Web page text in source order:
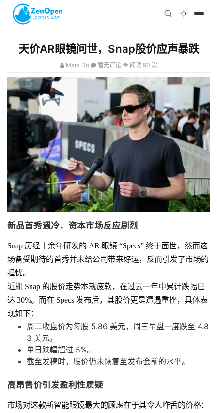
科技
心理
注册
天价AR眼镜问世，Snap股价应声暴跌
Mark Do 暂无评论 阅读 90 次
新品首秀遇冷，资本市场反应剧烈
Snap 历经十余年研发的 AR 眼镜 “Specs” 终于面世，然而这
场备受期待的首秀并未给公司带来好运，反而引发了市场的
担忧。
近期 Snap 的股价走势本就疲软，在过去一年中累计跌幅已
达 30%。而在 Specs 发布后，其股价更是遭遇重挫，具体表
现如下：
周二收盘价为每股 5.86 美元，周三早盘一度跌至 4.8
3 美元。
单日跌幅超过 5%。
截至发稿时，股价仍未恢复至发布会前的水平。
高昂售价引发盈利性质疑
市场对这款新智能眼镜最大的顾虑在于其令人咋舌的价格：